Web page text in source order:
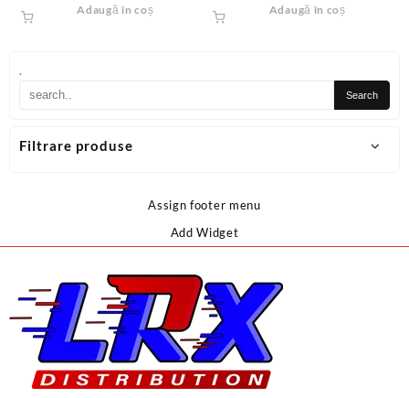
.
Filtrare produse
Adaugă în coș Adaugă în coș
Assign footer menu
Add Widget